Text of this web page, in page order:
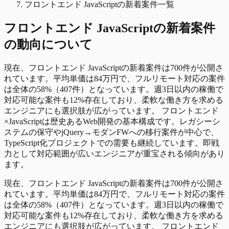
フロントエンド JavaScriptの新着案件一覧
フロントエンド JavaScriptの新着案件
の動向について
現在、フロントエンド JavaScriptの新着案件は700件が公開さ
れています。平均単価は84万円で、フルリモート対応の案件
は全体の58%（407件）となっています。週3日以内の稼働で
対応可能な案件も12%存在しており、柔軟な働き方を求める
エンジニアにも選択肢が広がっています。 フロントエンド
×JavaScriptは歴史あるWeb開発の基本構成です。レガシーシ
ステムの保守やjQuery→モダンFWへの移行案件が中心で、
TypeScript化プロジェクトでの需要も継続しています。即戦
力として対応範囲が広いエンジニアが重宝される傾向があり
ます。
現在、フロントエンド JavaScriptの新着案件は700件が公開さ
れています。平均単価は84万円で、フルリモート対応の案件
は全体の58%（407件）となっています。週3日以内の稼働で
対応可能な案件も12%存在しており、柔軟な働き方を求める
エンジニアにも選択肢が広がっています。 フロントエンド